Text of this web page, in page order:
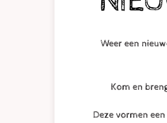
Weer een
Kom en
Deze vormen